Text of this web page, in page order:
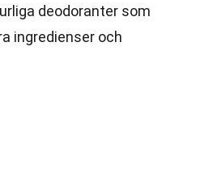
deodoranter som
ingredienser och